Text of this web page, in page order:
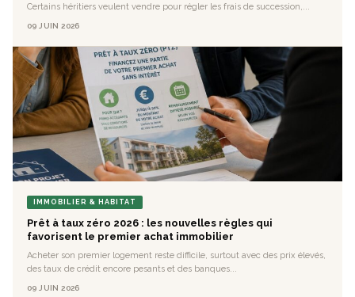
Certains héritiers veulent vendre pour régler les frais de succession,...
09 JUIN 2026
IMMOBILIER & HABITAT
Prêt à taux zéro 2026 : les nouvelles règles qui
favorisent le premier achat immobilier
Acheter son premier logement reste difficile, surtout avec des prix élevés,
des taux de crédit encore pesants et des banques...
09 JUIN 2026